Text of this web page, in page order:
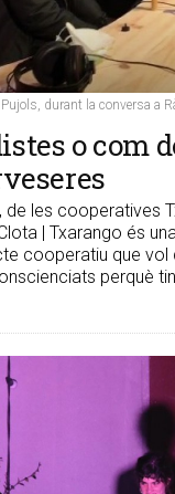
durant la conversa a
o
de les cooperatives
| Txarango és
cooperatiu que
perquè